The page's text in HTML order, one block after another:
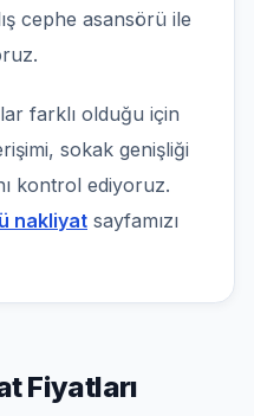
cephe asansörü ile
farklı olduğu için
sokak genişliği
kontrol ediyoruz.
nakliyat sayfamızı
Fiyatları